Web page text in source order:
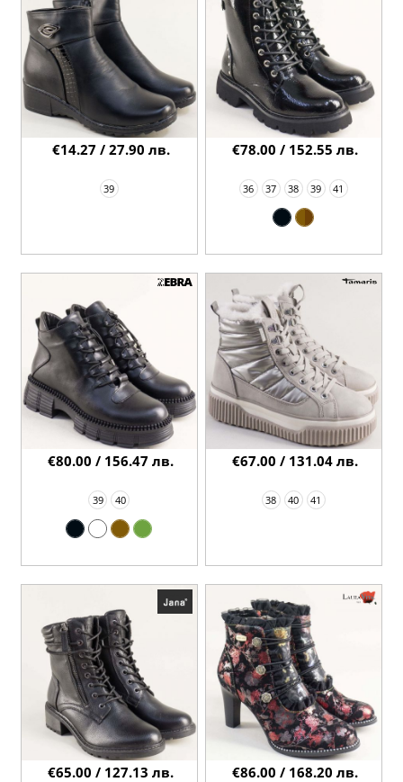
39
€14.27 / 27.90 лв.
36 37 38 39 41
€78.00 / 152.55 лв.
39 40
€80.00 / 156.47 лв.
38 40 41
€67.00 / 131.04 лв.
€65.00 / 127.13 лв. €86.00 / 168.20 лв.